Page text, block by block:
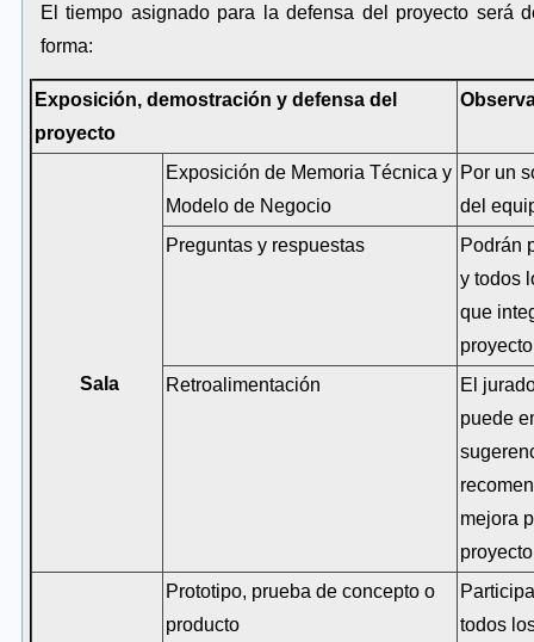
El tiempo asignado para la defensa del proyecto será
forma:
Exposición, demostración y defensa del
proyecto
Sala
Exposición de Memoria Técnica y
Modelo de Negocio
Por un
del
Preguntas y respuestas
Podrán
y todos
que
proyecto
Retroalimentación
El
puede
mejora
proyecto
Prototipo, prueba de concepto o
producto
todos